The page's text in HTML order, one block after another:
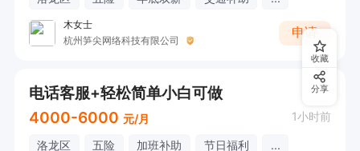
木女士
杭州笋尖网络科技有限公司
申请
电话客服+轻松简单小白可做
4000-6000 元/月 1小时前
洛龙区 五险 加班补助 节日福利 ...
收藏
分享